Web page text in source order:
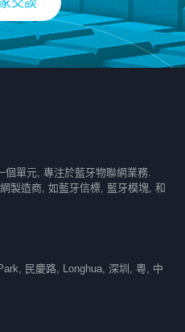
個單元, 專注於藍牙物聯網業務.
製造商, 如藍牙信標, 藍牙模塊, 和
民慶路, Longhua, 深圳, 粵, 中